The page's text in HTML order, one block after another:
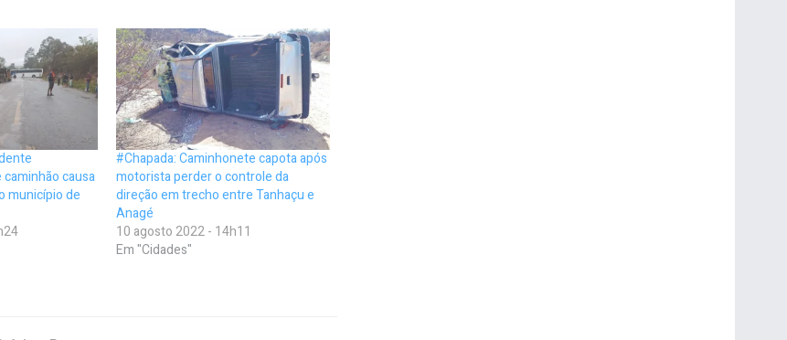
causa
município de
#Chapada: Caminhonete capota após
motorista perder o controle da
direção em trecho entre Tanhaçu e
Anagé
10 agosto 2022 - 14h11
Em "Cidades"